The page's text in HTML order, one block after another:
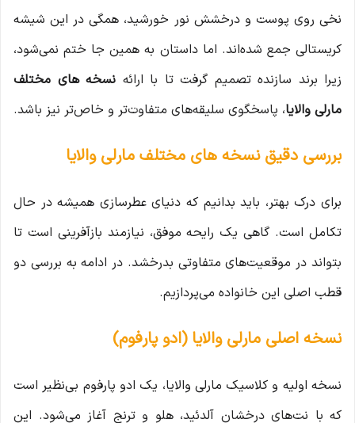
نخی روی پوست و درخشش نور خورشید، همگی در این شیشه
کریستالی جمع شده‌اند. اما داستان به همین جا ختم نمی‌شود،
زیرا برند سازنده تصمیم گرفت تا با ارائه نسخه های مختلف
مارلی والایا، پاسخگوی سلیقه‌های متفاوت‌تر و خاص‌تر نیز باشد.
بررسی دقیق نسخه های مختلف مارلی والایا
برای درک بهتر، باید بدانیم که دنیای عطرسازی همیشه در حال
تکامل است. گاهی یک رایحه موفق، نیازمند بازآفرینی است تا
بتواند در موقعیت‌های متفاوتی بدرخشد. در ادامه به بررسی دو
قطب اصلی این خانواده می‌پردازیم.
نسخه اصلی مارلی والایا (ادو پارفوم)
نسخه اولیه و کلاسیک مارلی والایا، یک ادو پارفوم بی‌نظیر است
که با نت‌های درخشان آلدئید، هلو و ترنج آغاز می‌شود. این